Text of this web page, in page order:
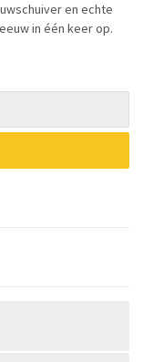
en echte
in één keer op.